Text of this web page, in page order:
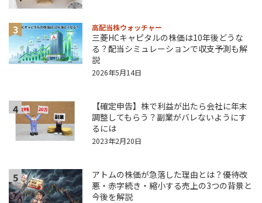
3 高配当株ウォッチャー
三菱HCキャピタルの株価は10年後どうな
る？配当シミュレーションで収支予測も解
説
2026年5月14日
4
【確定申告】株で利益が出たら会社に年末
調整してもらう？副業がバレないようにす
るには
2023年2月20日
5
アトムの株価が急落した理由とは？優待改
悪・赤字続き・縮小する売上の3つの背景と
今後を解説